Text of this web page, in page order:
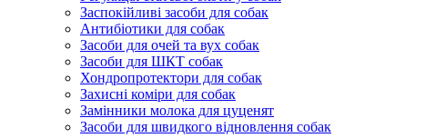
Заспокійливі засоби для собак
Антибіотики для собак
Засоби для очей та вух собак
Засоби для ШКТ собак
Хондропротектори для собак
Захисні коміри для собак
Замінники молока для цуценят
Засоби для швидкого відновлення собак